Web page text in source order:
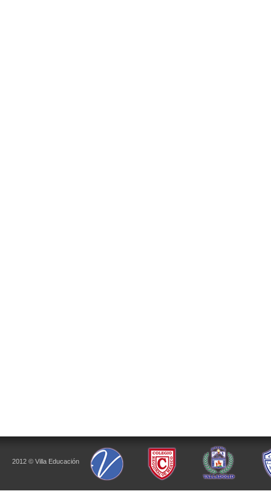
2012 © Villa Educación